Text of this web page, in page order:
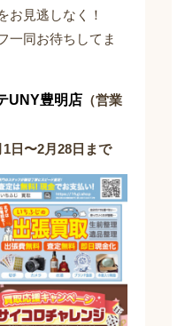
お見逃しなく！
一同お待ちしてま
UNY豊明店 （営業
日〜2月28日まで